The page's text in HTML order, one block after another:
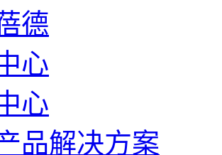
德
心
心
品解决方案